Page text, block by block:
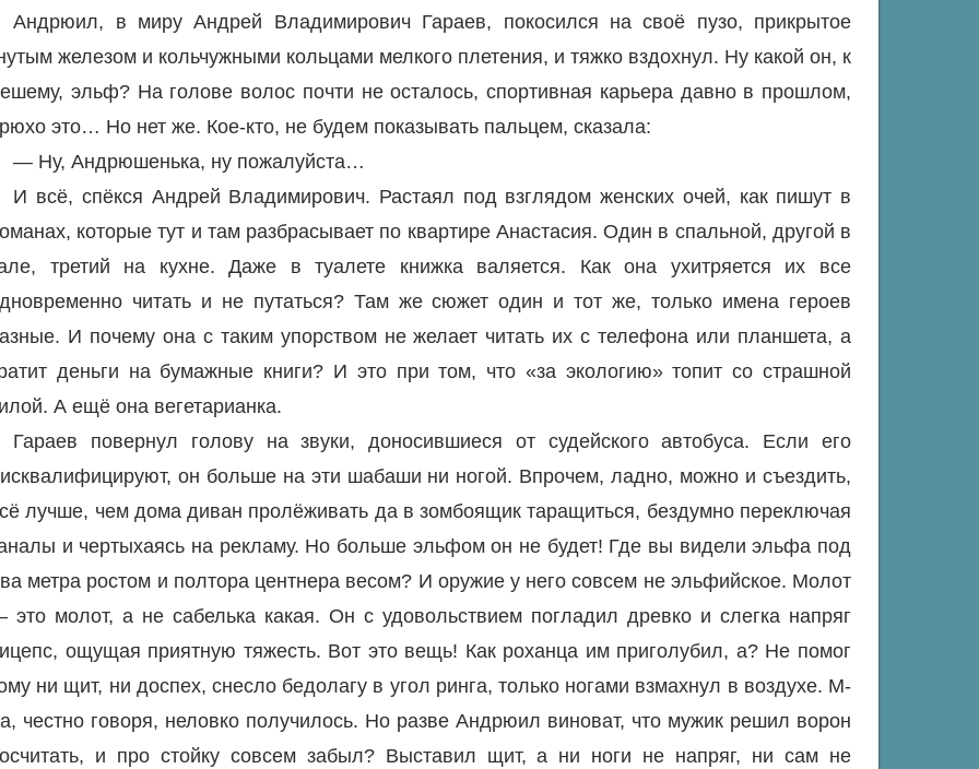
Андрюил, в миру Андрей Владимирович Гараев, покосился на своё пузо, прикрытое
железом и кольчужными кольцами мелкого плетения, и тяжко вздохнул. Ну какой он, к
эльф? На голове волос почти не осталось, спортивная карьера давно в прошлом,
это… Но нет же. Кое-кто, не будем показывать пальцем, сказала:
— Ну, Андрюшенька, ну пожалуйста…
И всё, спёкся Андрей Владимирович. Растаял под взглядом женских очей, как пишут в
которые тут и там разбрасывает по квартире Анастасия. Один в спальной, другой в
третий на кухне. Даже в туалете книжка валяется. Как она ухитряется их все
читать и не путаться? Там же сюжет один и тот же, только имена героев
И почему она с таким упорством не желает читать их с телефона или планшета, а
деньги на бумажные книги? И это при том, что «за экологию» топит со страшной
А ещё она вегетарианка.
Гараев повернул голову на звуки, доносившиеся от судейского автобуса. Если его
он больше на эти шабаши ни ногой. Впрочем, ладно, можно и съездить,
лучше, чем дома диван пролёживать да в зомбоящик таращиться, бездумно переключая
и чертыхаясь на рекламу. Но больше эльфом он не будет! Где вы видели эльфа под
метра ростом и полтора центнера весом? И оружие у него совсем не эльфийское. Молот
это молот, а не сабелька какая. Он с удовольствием погладил древко и слегка напряг
ощущая приятную тяжесть. Вот это вещь! Как роханца им приголубил, а? Не помог
ни щит, ни доспех, снесло бедолагу в угол ринга, только ногами взмахнул в воздухе. М-
честно говоря, неловко получилось. Но разве Андрюил виноват, что мужик решил ворон
и про стойку совсем забыл? Выставил щит, а ни ноги не напряг, ни сам не